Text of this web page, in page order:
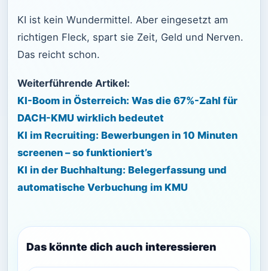
KI ist kein Wundermittel. Aber eingesetzt am
richtigen Fleck, spart sie Zeit, Geld und Nerven.
Das reicht schon.
Weiterführende Artikel:
KI-Boom in Österreich: Was die 67%-Zahl für
DACH-KMU wirklich bedeutet
KI im Recruiting: Bewerbungen in 10 Minuten
screenen – so funktioniert’s
KI in der Buchhaltung: Belegerfassung und
automatische Verbuchung im KMU
Das könnte dich auch interessieren